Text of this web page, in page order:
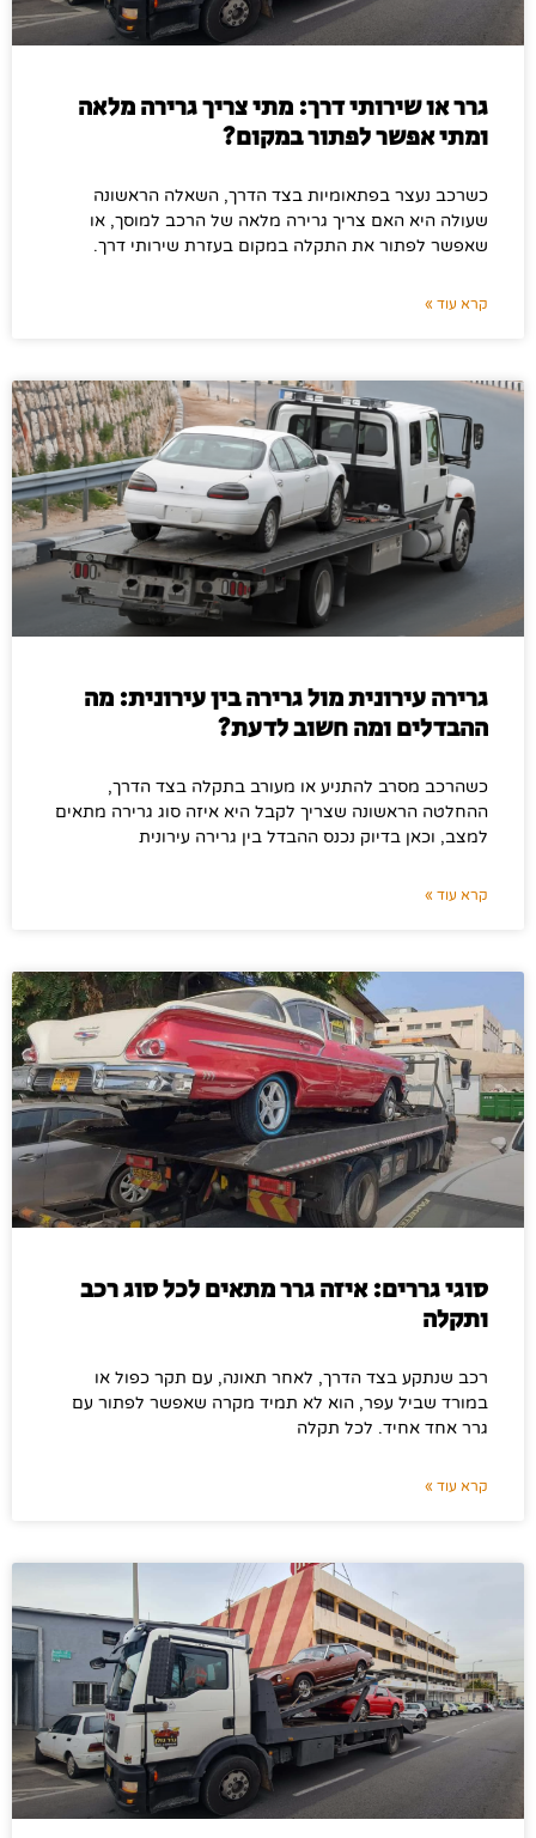
גרר או שירותי דרך: מתי צריך גרירה מלאה
ומתי אפשר לפתור במקום?
כשרכב נעצר בפתאומיות בצד הדרך, השאלה הראשונה
שעולה היא האם צריך גרירה מלאה של הרכב למוסך, או
שאפשר לפתור את התקלה במקום בעזרת שירותי דרך.
קרא עוד »
גרירה עירונית מול גרירה בין עירונית: מה
ההבדלים ומה חשוב לדעת?
כשהרכב מסרב להתניע או מעורב בתקלה בצד הדרך,
ההחלטה הראשונה שצריך לקבל היא איזה סוג גרירה מתאים
למצב, וכאן בדיוק נכנס ההבדל בין גרירה עירונית
קרא עוד »
סוגי גררים: איזה גרר מתאים לכל סוג רכב
ותקלה
רכב שנתקע בצד הדרך, לאחר תאונה, עם תקר כפול או
במורד שביל עפר, הוא לא תמיד מקרה שאפשר לפתור עם
גרר אחד אחיד. לכל תקלה
קרא עוד »